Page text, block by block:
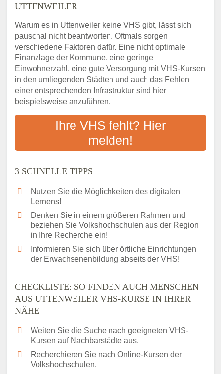
Checkliste: So finden auch Menschen aus
Abendschule in der Region rund um
Uttenweiler
VHS steht für Erwachsenenbildung
Online-Kurse: Alternative Angebote zum
VHS-Kurs
Vor- und Nachteile von Online-Kursen
Checkliste: Darauf kommt es bei
Bildungsangeboten an
Das bundesweite Volkshochschulwesen
UTTENWEILER
Warum es in Uttenweiler keine VHS gibt, lässt sich
pauschal nicht beantworten. Oftmals sorgen
verschiedene Faktoren dafür. Eine nicht optimale
Finanzlage der Kommune, eine geringe
Einwohnerzahl, eine gute Versorgung mit VHS-Kursen
in den umliegenden Städten und auch das Fehlen
einer entsprechenden Infrastruktur sind hier
beispielsweise anzuführen.
Ihre VHS fehlt? Hier
melden!
3 SCHNELLE TIPPS
Nutzen Sie die Möglichkeiten des digitalen
Lernens!
Denken Sie in einem größeren Rahmen und
beziehen Sie Volkshochschulen aus der Region
in Ihre Recherche ein!
Informieren Sie sich über örtliche Einrichtungen
der Erwachsenenbildung abseits der VHS!
CHECKLISTE: SO FINDEN AUCH MENSCHEN
AUS UTTENWEILER VHS-KURSE IN IHRER
NÄHE
Weiten Sie die Suche nach geeigneten VHS-
Kursen auf Nachbarstädte aus.
Recherchieren Sie nach Online-Kursen der
Volkshochschulen.